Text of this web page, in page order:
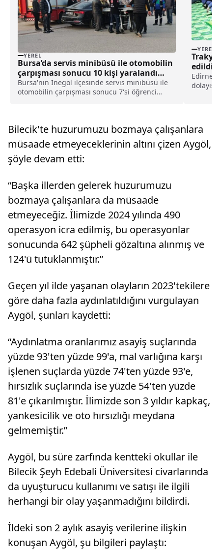
YEREL
Bursa’da servis minibüsü ile otomobilin
çarpışması sonucu 10 kişi yaralandı
haberi
Bursa'nın İnegöl ilçesinde servis minibüsü ile
otomobilin çarpışması sonucu 7'si öğrenci
yönetimind...
YEREL
edildi
Edirne,
Bilecik'te huzurumuzu bozmaya çalışanlara
müsaade etmeyeceklerinin altını çizen Aygöl,
şöyle devam etti:
“Başka illerden gelerek huzurumuzu
bozmaya çalışanlara da müsaade
etmeyeceğiz. İlimizde 2024 yılında 490
operasyon icra edilmiş, bu operasyonlar
sonucunda 642 şüpheli gözaltına alınmış ve
124'ü tutuklanmıştır.”
Geçen yıl ilde yaşanan olayların 2023'tekilere
göre daha fazla aydınlatıldığını vurgulayan
Aygöl, şunları kaydetti:
“Aydınlatma oranlarımız asayiş suçlarında
yüzde 93'ten yüzde 99'a, mal varlığına karşı
işlenen suçlarda yüzde 74'ten yüzde 93'e,
hırsızlık suçlarında ise yüzde 54'ten yüzde
81'e çıkarılmıştır. İlimizde son 3 yıldır kapkaç,
yankesicilik ve oto hırsızlığı meydana
gelmemiştir.”
Aygöl, bu süre zarfında kentteki okullar ile
Bilecik Şeyh Edebali Üniversitesi civarlarında
da uyuşturucu kullanımı ve satışı ile ilgili
herhangi bir olay yaşanmadığını bildirdi.
İldeki son 2 aylık asayiş verilerine ilişkin
konuşan Aygöl, şu bilgileri paylaştı: